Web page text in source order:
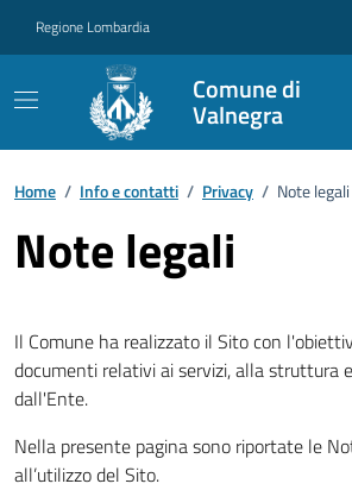
Regione Lombardia
Comune di
Valnegra
Home / Info e contatti / Privacy / Note legali
Note legali
Il Comune ha realizzato il Sito con
documenti relativi ai servizi, alla struttura
dall'Ente.
Nella presente pagina sono riportate le
all’utilizzo del Sito.